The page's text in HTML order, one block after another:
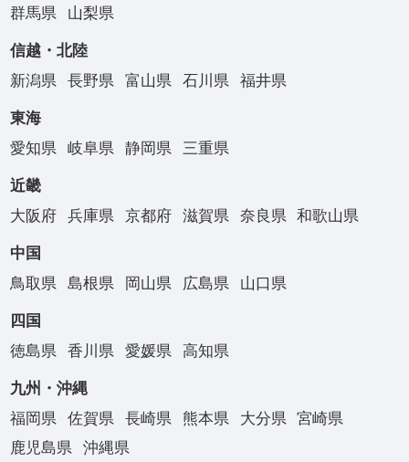
群馬県
山梨県
信越・北陸
新潟県
長野県 富山県 石川県 福井県
東海
愛知県
岐阜県 静岡県 三重県
近畿
大阪府
兵庫県 京都府 滋賀県 奈良県 和歌山県
中国
鳥取県
島根県 岡山県 広島県 山口県
四国
徳島県
香川県 愛媛県 高知県
九州・沖縄
福岡県
佐賀県 長崎県 熊本県 大分県
宮崎県
鹿児島県
沖縄県